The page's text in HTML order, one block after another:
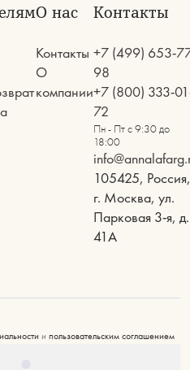
О нас
Контакты
О
компании
Контакты
+7 (499) 653-
98
+7 (800) 333-
72
Пн - Пт с 9:30 до
18:00
105425, Россия,
г. Москва, ул.
Парковая 3-я, д.
41А
и пользовательским соглашением